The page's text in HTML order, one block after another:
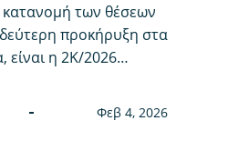
κατανομή των θέσεων
δεύτερη προκήρυξη στα
είναι η 2K/2026…
Φεβ 4, 2026